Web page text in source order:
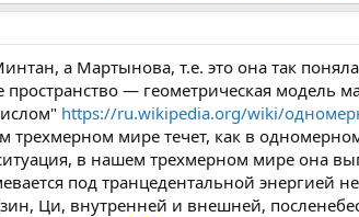
а Мартынова, т.е. это она так
— геометрическая модель
https://ru.wikipedia.org/wiki/
мире течет, как в
в нашем трехмерном мире она
под транцедентальной энергией
Ци, внутренней и внешней,